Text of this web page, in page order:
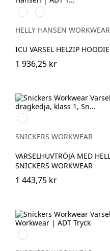
369
YELLOW/EBONY
269
ORANGE/EBONY
HELLY HANSEN WORKWEAR
ICU VARSEL HELZIP
1 936,25 kr
Svart/High
vis
yellow
SNICKERS WORKWEAR
VARSELHUVTRÖJA MED
SNICKERS WORKWEAR
1 443,75 kr
High
vis